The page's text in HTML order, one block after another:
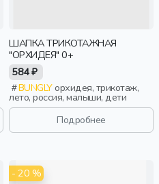
ШАПКА ТРИКОТАЖНАЯ
"ОРХИДЕЯ" 0+
584 ₽
BUNGLYорхидея, трикотаж,
лето, россия, малыши, дети
Подробнее
- 20 %